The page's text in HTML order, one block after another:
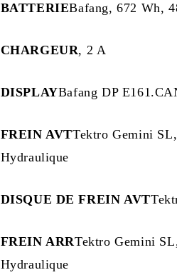
BATTERIEBafang, 672 Wh,
CHARGEUR, 2 A
DISPLAYBafang DP
FREIN AVTTektro Gemini
Hydraulique
DISQUE DE FREIN AVT
FREIN ARRTektro Gemini
Hydraulique